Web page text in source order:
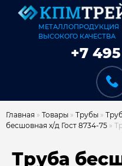
МЕТАЛЛОПРОДУКЦИЯ
ВЫСОКОГО КАЧЕСТВА
+7
Главная » Товары » Трубы »
бесшовная х/д Гост 8734-75 »
Труба